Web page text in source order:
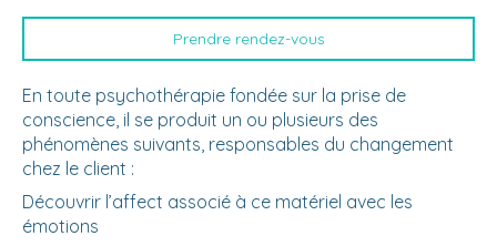
Prendre rendez-vous
En toute psychothérapie fondée sur la prise de
conscience, il se produit un ou plusieurs des
phénomènes suivants, responsables du changement
chez le client :
Découvrir l’affect associé à ce matériel avec les
émotions